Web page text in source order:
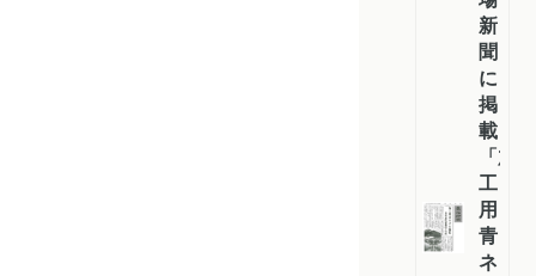
新
聞
に
掲
載
「加
工
用
青
ネ